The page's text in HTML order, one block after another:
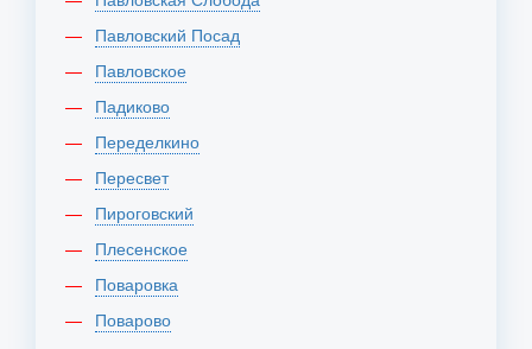
Павловский Посад
Павловское
Падиково
Переделкино
Пересвет
Пироговский
Плесенское
Поваровка
Поварово